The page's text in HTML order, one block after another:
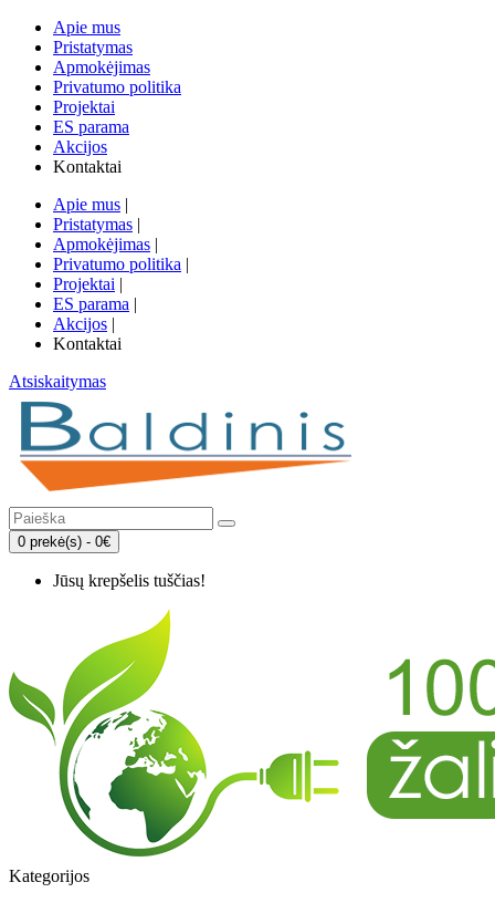
Apie mus
Pristatymas
Apmokėjimas
Privatumo politika
Projektai
ES parama
Akcijos
Kontaktai
Apie mus |
Pristatymas |
Apmokėjimas |
Privatumo politika |
Projektai |
ES parama |
Akcijos |
Kontaktai
Atsiskaitymas
0 prekė(s) - 0€
Jūsų krepšelis tuščias!
Kategorijos